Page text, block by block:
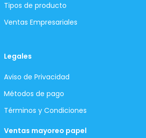
Tipos de producto
Ventas Empresariales
Legales
Aviso de Privacidad
Métodos de pago
Términos y Condiciones
Ventas mayoreo papel